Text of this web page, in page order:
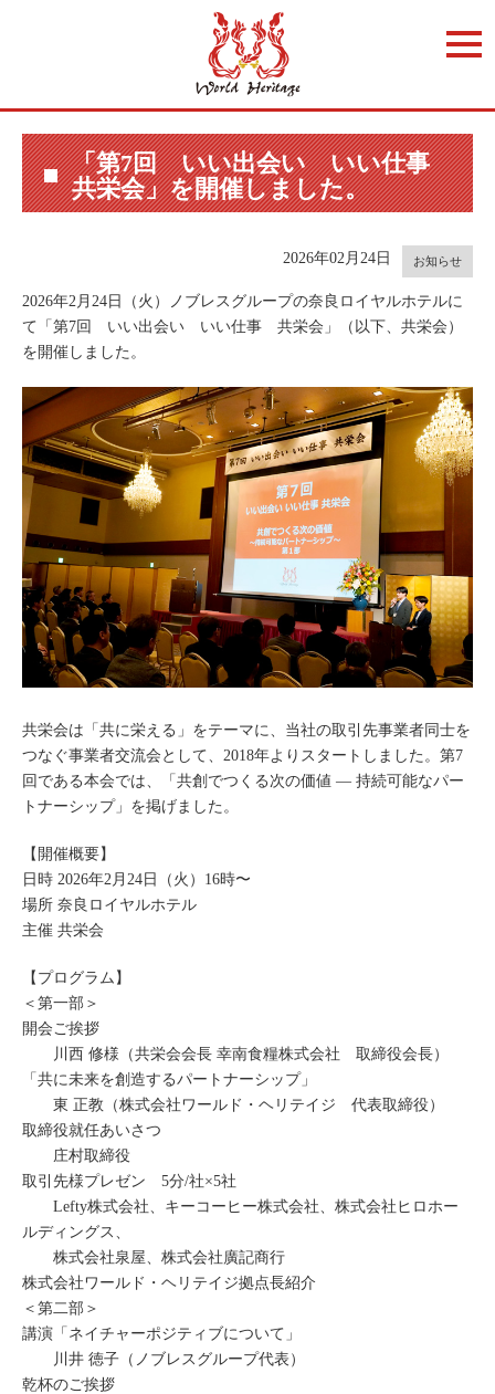
t
o
l
n
a
v
i
g
「第7回 いい出会い いい仕事
共栄会」を開催しました。
お知らせ
2026年02月24日
2026年2月24日（火）ノブレスグループの奈良ロイヤルホテルに
て「第7回 いい出会い いい仕事 共栄会」（以下、共栄会）
を開催しました。
共栄会は「共に栄える」をテーマに、当社の取引先事業者同士を
つなぐ事業者交流会として、2018年よりスタートしました。第7
回である本会では、「共創でつくる次の価値 ― 持続可能なパー
トナーシップ」を掲げました。
【開催概要】
日時 2026年2⽉24日（⽕）16時〜
場所 奈良ロイヤルホテル
主催 共栄会
【プログラム】
＜第一部＞
開会ご挨拶
川西 修様（共栄会会長 幸南食糧株式会社 取締役会長）
「共に未来を創造するパートナーシップ」
東 正教（株式会社ワールド・ヘリテイジ 代表取締役）
取締役就任あいさつ
庄村取締役
取引先様プレゼン 5分/社×5社
Lefty株式会社、キーコーヒー株式会社、株式会社ヒロホー
ルディングス、
株式会社泉屋、株式会社廣記商行
株式会社ワールド・ヘリテイジ拠点⻑紹介
＜第二部＞
講演「ネイチャーポジティブについて」
川井 徳子（ノブレスグループ代表）
乾杯のご挨拶